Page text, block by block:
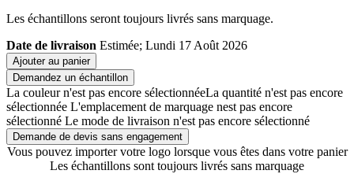
Les échantillons seront toujours livrés sans marquage.
Date de livraison Estimée; Lundi 17 Août 2026
Ajouter au panier
Demandez un échantillon
La couleur n'est pas encore sélectionnéeLa quantité n'est pas encore
sélectionnée L'emplacement de marquage nest pas encore
sélectionné Le mode de livraison n'est pas encore sélectionné
Demande de devis sans engagement
Vous pouvez importer votre logo lorsque vous êtes dans votre panier
Les échantillons sont toujours livrés sans marquage